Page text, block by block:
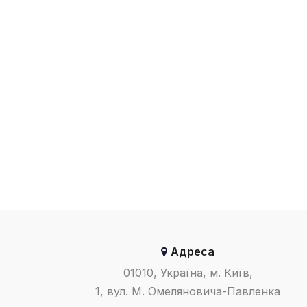
Адреса
01010, Україна, м. Київ,
1, вул. М. Омеляновича-Павленка